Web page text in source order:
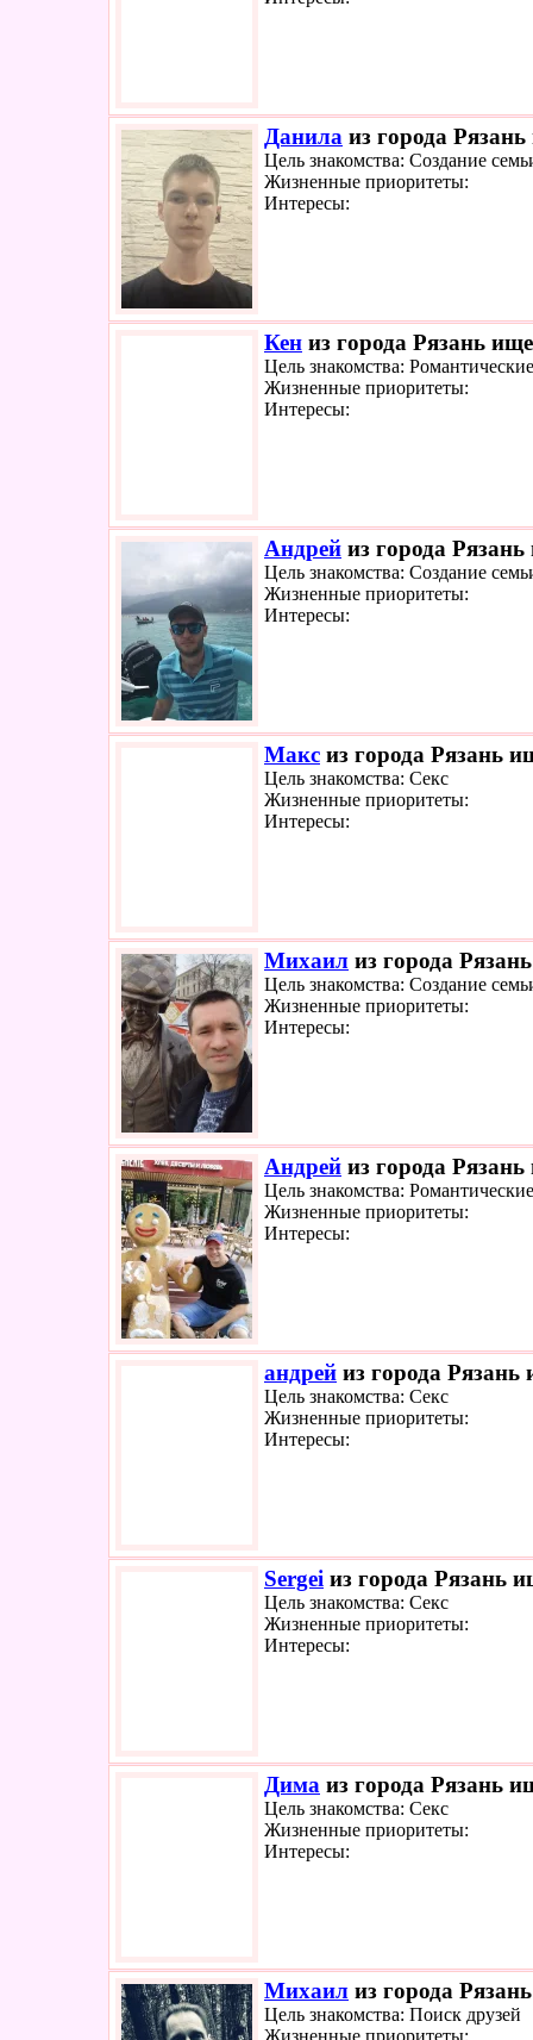
Данила из города
Цель знакомства: Создание
Жизненные приоритеты:
Интересы:
Кен из города Рязань
Цель знакомства:
Жизненные приоритеты:
Интересы:
Андрей из города
Цель знакомства: Создание
Жизненные приоритеты:
Интересы:
Макс из города Рязань
Цель знакомства: Секс
Жизненные приоритеты:
Интересы:
Михаил из города
Цель знакомства: Создание
Жизненные приоритеты:
Интересы:
Андрей из города
Цель знакомства:
Жизненные приоритеты:
Интересы:
андрей из города Рязань
Цель знакомства: Секс
Жизненные приоритеты:
Интересы:
Sergei из города Рязань
Цель знакомства: Секс
Жизненные приоритеты:
Интересы:
Дима из города Рязань
Цель знакомства: Секс
Жизненные приоритеты:
Интересы:
Михаил из города
Цель знакомства: Поиск друзей
Жизненные приоритеты: